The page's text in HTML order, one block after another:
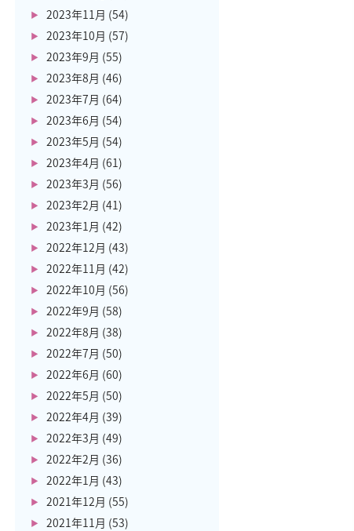
2023年11月 (54)
2023年10月 (57)
2023年9月 (55)
2023年8月 (46)
2023年7月 (64)
2023年6月 (54)
2023年5月 (54)
2023年4月 (61)
2023年3月 (56)
2023年2月 (41)
2023年1月 (42)
2022年12月 (43)
2022年11月 (42)
2022年10月 (56)
2022年9月 (58)
2022年8月 (38)
2022年7月 (50)
2022年6月 (60)
2022年5月 (50)
2022年4月 (39)
2022年3月 (49)
2022年2月 (36)
2022年1月 (43)
2021年12月 (55)
2021年11月 (53)